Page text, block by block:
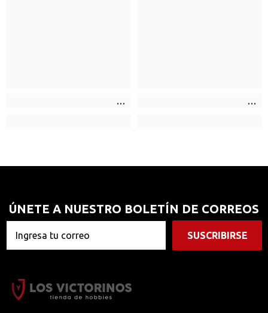
ÚNETE A NUESTRO BOLETÍN DE CORREOS
SUSCRIBIRSE